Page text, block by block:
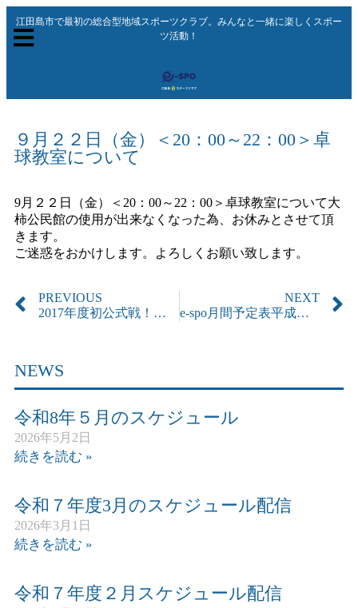
江田島市で最初の総合型地域スポーツクラブ。みんなと一緒に楽しくスポー
ツ活動！
９月２２日（金）＜20：00～22：00＞卓
球教室について
9月２２日（金）＜20：00～22：00＞卓球教室について大
柿公民館の使用が出来なくなった為、お休みとさせて頂
きます。
ご迷惑をおかけします。よろしくお願い致します。
PREVIOUS
2017年度初公式戦！中国カヌーレガッタ参加
NEXT
e-spo月間予定表平成２９年１０月分 変更がありました。
NEWS
令和8年５月のスケジュール
2026年5月2日
続きを読む »
令和７年度3月のスケジュール配信
2026年3月1日
続きを読む »
令和７年度２月スケジュール配信